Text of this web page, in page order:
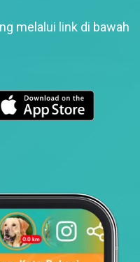
melalui link di bawah